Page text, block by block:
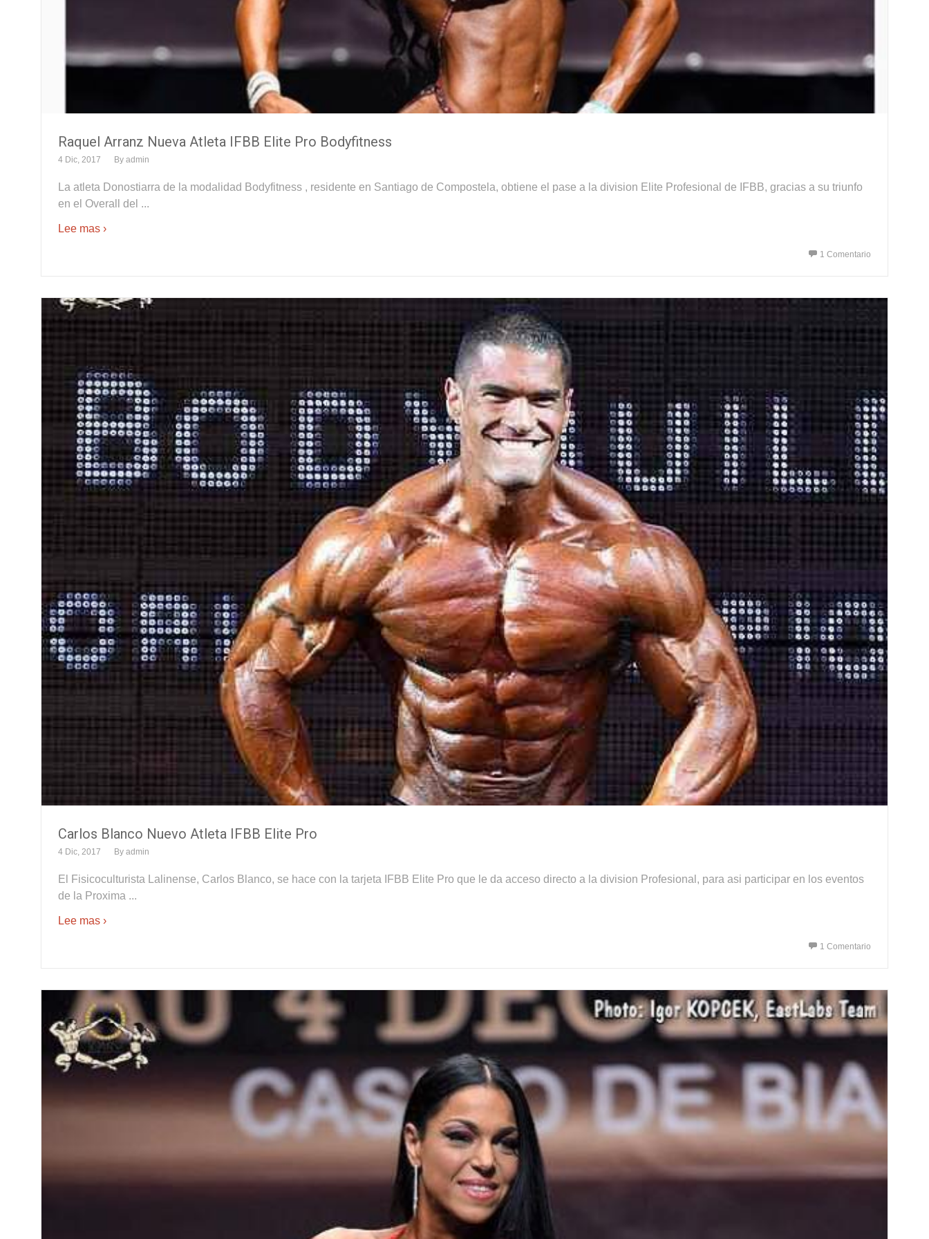
Raquel Arranz Nueva Atleta IFBB Elite Pro Bodyfitness
4 Dic, 2017 By admin
La atleta Donostiarra de la modalidad Bodyfitness , residente en Santiago de Compostela, obtiene el pase a la division Elite Profesional de IFBB, gracias a su triunfo
en el Overall del ...
Lee mas ›
1 Comentario
Carlos Blanco Nuevo Atleta IFBB Elite Pro
4 Dic, 2017 By admin
El Fisicoculturista Lalinense, Carlos Blanco, se hace con la tarjeta IFBB Elite Pro que le da acceso directo a la division Profesional, para asi participar en los eventos
de la Proxima ...
Lee mas ›
1 Comentario